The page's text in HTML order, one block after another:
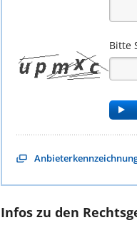
Bitte
Infos zu den